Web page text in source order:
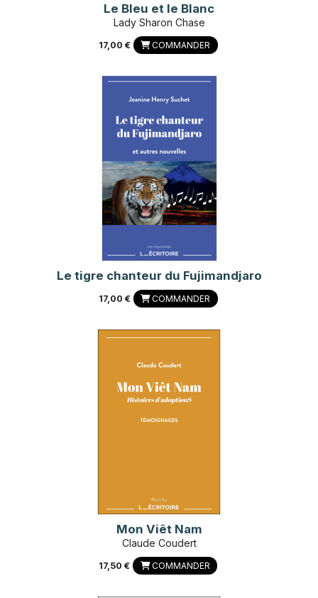
Le Bleu et le Blanc
Lady Sharon Chase
17,00 € COMMANDER
Le tigre chanteur du Fujimandjaro
17,00 € COMMANDER
Mon Viêt Nam
Claude Coudert
17,50 € COMMANDER